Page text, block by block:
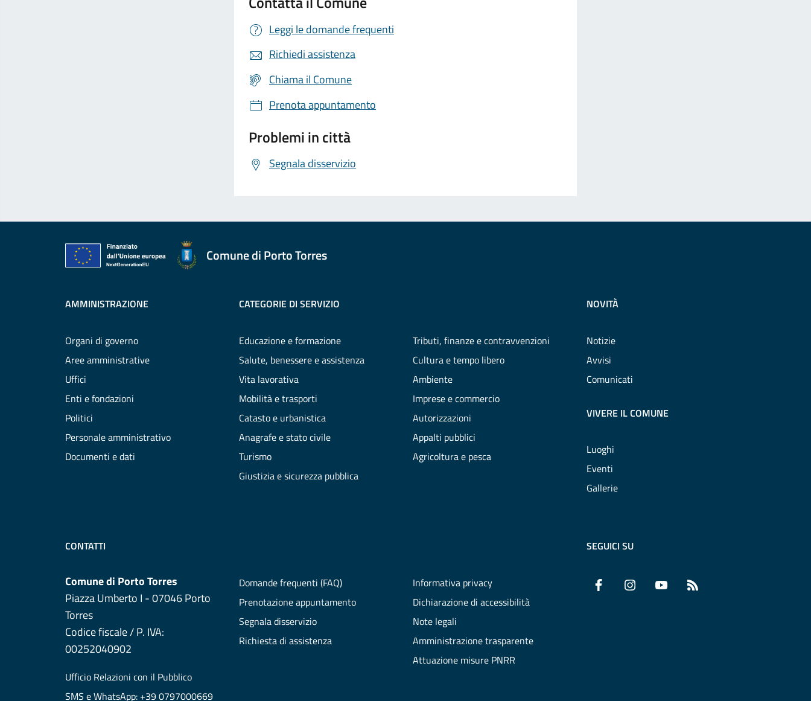
Leggi le domande frequenti
Richiedi assistenza
Chiama il Comune
Prenota appuntamento
Problemi in città
Segnala disservizio
Comune di Porto Torres
AMMINISTRAZIONE
Organi di governo
Aree amministrative
Uffici
Enti e fondazioni
Politici
Personale amministrativo
Documenti e dati
CATEGORIE DI SERVIZIO
Educazione e formazione
Salute, benessere e assistenza
Vita lavorativa
Mobilità e trasporti
Catasto e urbanistica
Anagrafe e stato civile
Turismo
Giustizia e sicurezza pubblica
Tributi, finanze e contravvenzioni
Cultura e tempo libero
Ambiente
Imprese e commercio
Autorizzazioni
Appalti pubblici
Agricoltura e pesca
NOVITÀ
Notizie
Avvisi
Comunicati
VIVERE IL COMUNE
Luoghi
Eventi
Gallerie
CONTATTI
Comune di Porto Torres
Piazza Umberto I - 07046 Porto
Torres
Codice fiscale / P. IVA:
00252040902
Ufficio Relazioni con il Pubblico
SMS e WhatsApp: +39 0797000669
Domande frequenti (FAQ)
Prenotazione appuntamento
Segnala disservizio
Richiesta di assistenza
Informativa privacy
Dichiarazione di accessibilità
Note legali
Amministrazione trasparente
Attuazione misure PNRR
SEGUICI SU
Facebook InstagramYouTube